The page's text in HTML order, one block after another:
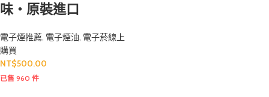
味・原裝進口
電子煙推薦, 電子煙油, 電子菸線上
購買
NT$500.00
已售 960 件